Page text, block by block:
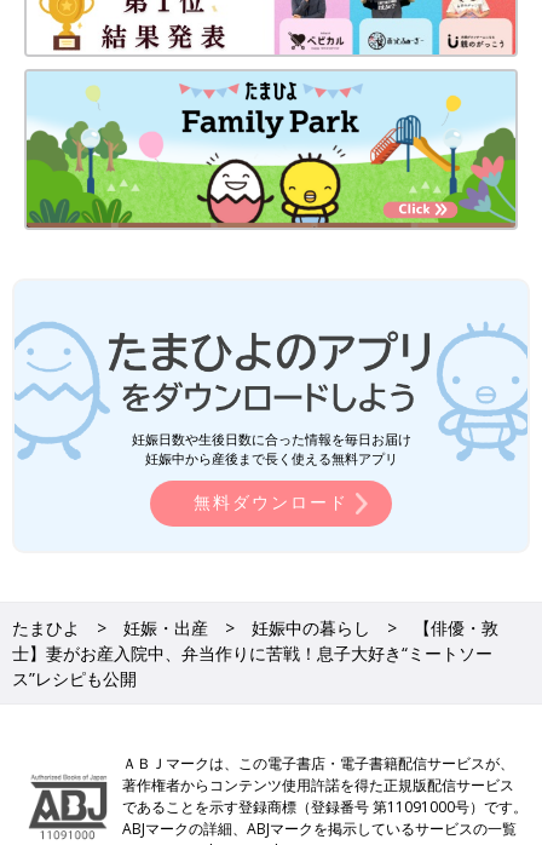
妊娠日数や生後日数に合った情報を毎日お届け
妊娠中から産後まで長く使える無料アプリ
無料ダウンロード
たまひよ 妊娠・出産 妊娠中の暮らし
【俳優・敦
士】妻がお産入院中、弁当作りに苦戦！息子大好き“ミートソー
ス”レシピも公開
ＡＢＪマークは、この電子書店・電子書籍配信サービスが、
著作権者からコンテンツ使用許諾を得た正規版配信サービス
であることを示す登録商標（登録番号 第11091000号）です。
ABJマークの詳細、ABJマークを掲示しているサービスの一覧